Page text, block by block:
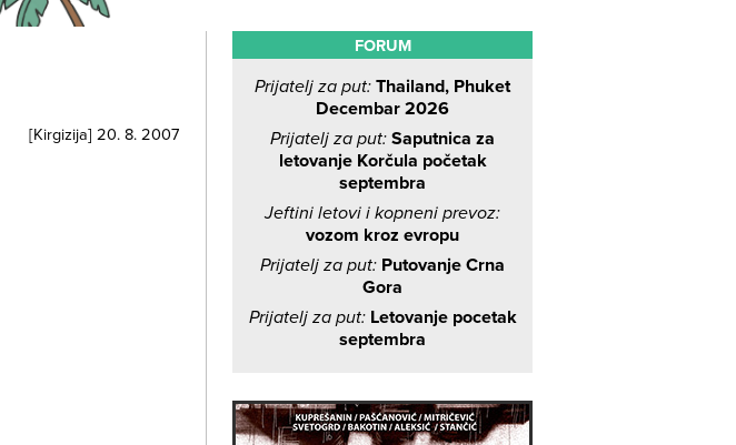
[Kirgizija] 20. 8. 2007
FORUM
Prijatelj za put: Thailand, Phuket
Decembar 2026
Prijatelj za put: Saputnica za
letovanje Korčula početak
septembra
Jeftini letovi i kopneni prevoz:
vozom kroz evropu
Prijatelj za put: Putovanje Crna
Gora
Prijatelj za put: Letovanje pocetak
septembra